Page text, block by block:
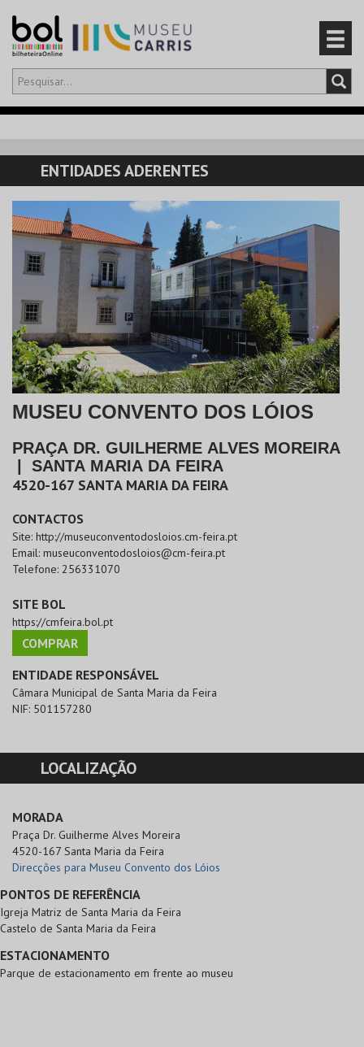
Olá,iniciar sessão
CARRINHO
EVENTOS
CARTÕES
PRODUTOS
ENTIDADES ADERENTES
MUSEU CONVENTO DOS LÓIOS
PRAÇA DR. GUILHERME ALVES MOREIRA
SANTA MARIA DA FEIRA
4520-167 SANTA MARIA DA FEIRA
CONTACTOS
Site: http://museuconventodosloios.cm-feira.pt
Email: museuconventodosloios@cm-feira.pt
Telefone: 256331070
SITE BOL
https://cmfeira.bol.pt
COMPRAR
ENTIDADE RESPONSÁVEL
Câmara Municipal de Santa Maria da Feira
NIF: 501157280
LOCALIZAÇÃO
MORADA
Praça Dr. Guilherme Alves Moreira
4520-167 Santa Maria da Feira
Direcções para Museu Convento dos Lóios
PONTOS DE REFERÊNCIA
Igreja Matriz de Santa Maria da Feira
Castelo de Santa Maria da Feira
ESTACIONAMENTO
Parque de estacionamento em frente ao museu